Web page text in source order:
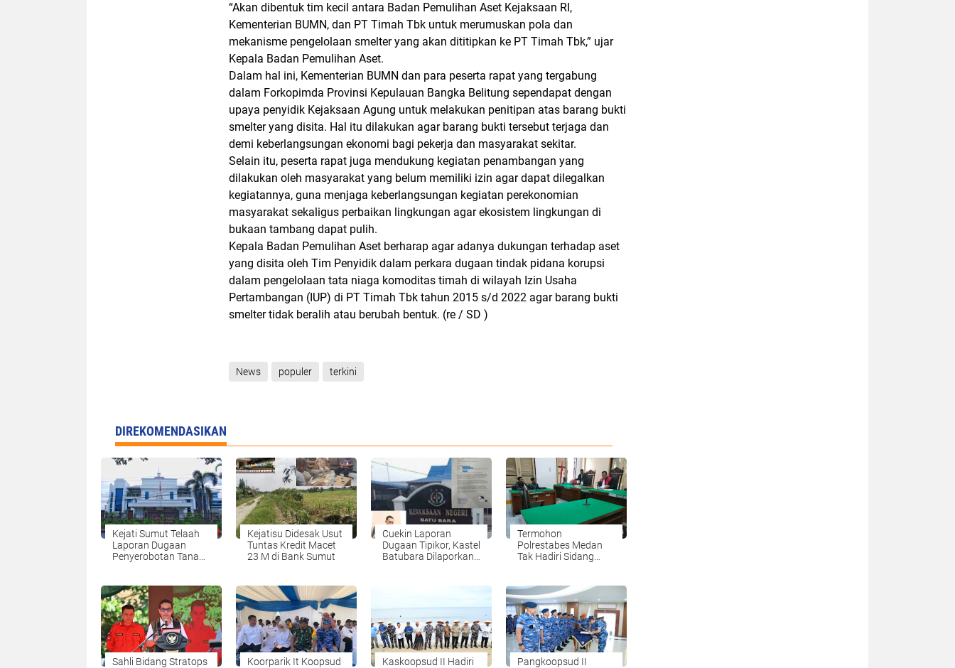
“Akan dibentuk tim kecil antara Badan Pemulihan Aset Kejaksaan RI,
Kementerian BUMN, dan PT Timah Tbk untuk merumuskan pola dan
mekanisme pengelolaan smelter yang akan dititipkan ke PT Timah Tbk,” ujar
Kepala Badan Pemulihan Aset.
Dalam hal ini, Kementerian BUMN dan para peserta rapat yang tergabung
dalam Forkopimda Provinsi Kepulauan Bangka Belitung sependapat dengan
upaya penyidik Kejaksaan Agung untuk melakukan penitipan atas barang bukti
smelter yang disita. Hal itu dilakukan agar barang bukti tersebut terjaga dan
demi keberlangsungan ekonomi bagi pekerja dan masyarakat sekitar.
Selain itu, peserta rapat juga mendukung kegiatan penambangan yang
dilakukan oleh masyarakat yang belum memiliki izin agar dapat dilegalkan
kegiatannya, guna menjaga keberlangsungan kegiatan perekonomian
masyarakat sekaligus perbaikan lingkungan agar ekosistem lingkungan di
bukaan tambang dapat pulih.
Kepala Badan Pemulihan Aset berharap agar adanya dukungan terhadap aset
yang disita oleh Tim Penyidik dalam perkara dugaan tindak pidana korupsi
dalam pengelolaan tata niaga komoditas timah di wilayah Izin Usaha
Pertambangan (IUP) di PT Timah Tbk tahun 2015 s/d 2022 agar barang bukti
smelter tidak beralih atau berubah bentuk. (re / SD )
News populer terkini
DIREKOMENDASIKAN
Kejati Sumut Telaah
Laporan Dugaan
Penyerobotan Tanah
Kejatisu Didesak Usut
Tuntas Kredit Macet
23 M di Bank Sumut
Cuekin Laporan
Dugaan Tipikor, Kastel
Batubara Dilaporkan
Termohon
Polrestabes Medan
Tak Hadiri Sidang
Sahli Bidang Stratops
Koorparik It Koopsud
Kaskoopsud II Hadiri
Pangkoopsud II